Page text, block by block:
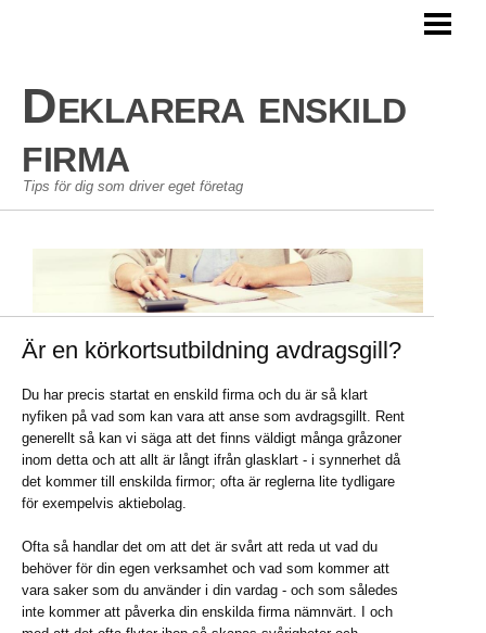
PERSONLIG EKONOMI
GÖRA EN BUDGET
Deklarera enskild
firma
Tips för dig som driver eget företag
Är en körkortsutbildning avdragsgill?
Du har precis startat en enskild firma och du är så klart
nyfiken på vad som kan vara att anse som avdragsgillt. Rent
generellt så kan vi säga att det finns väldigt många gråzoner
inom detta och att allt är långt ifrån glasklart - i synnerhet då
det kommer till enskilda firmor; ofta är reglerna lite tydligare
för exempelvis aktiebolag.
Ofta så handlar det om att det är svårt att reda ut vad du
behöver för din egen verksamhet och vad som kommer att
vara saker som du använder i din vardag - och som således
inte kommer att påverka din enskilda firma nämnvärt. I och